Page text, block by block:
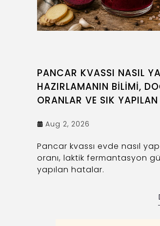
PANCAR KVASSI NASIL
HAZIRLAMANIN BİLİMİ,
ORANLAR VE SIK
Aug 2, 2026
Pancar kvassı evde nasıl
oranı, laktik fermantasyon
yapılan hatalar.